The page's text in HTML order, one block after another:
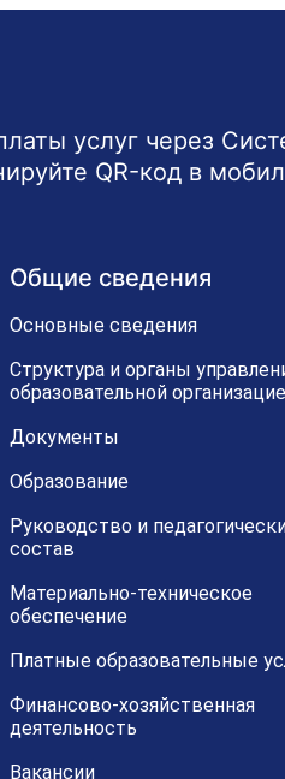
услуг через
QR-код в
Общие сведения
Основные сведения
Структура и органы
образовательной
Документы
Образование
Руководство и
состав
Материально-техническое
обеспечение
Платные образовательные
Финансово-хозяйственная
деятельность
Вакансии